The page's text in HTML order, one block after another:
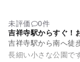
未評価
0件
吉祥寺駅からすぐ！
吉祥寺駅から南へ徒
長細い小さな公園で